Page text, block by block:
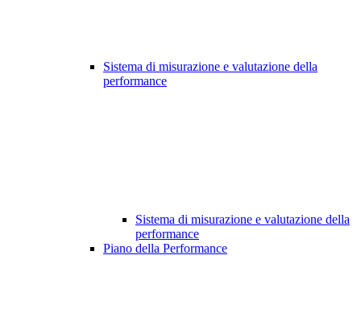
Sistema di misurazione e valutazione della
performance
Sistema di misurazione e valutazione della
performance
Piano della Performance